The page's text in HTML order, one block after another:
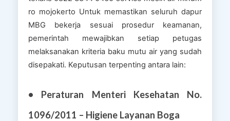
ro mojokerto Untuk memastikan seluruh dapur
MBG bekerja sesuai prosedur keamanan,
pemerintah mewajibkan setiap petugas
melaksanakan kriteria baku mutu air yang sudah
disepakati. Keputusan terpenting antara lain:
• Peraturan Menteri Kesehatan No.
1096/2011 – Higiene Layanan Boga